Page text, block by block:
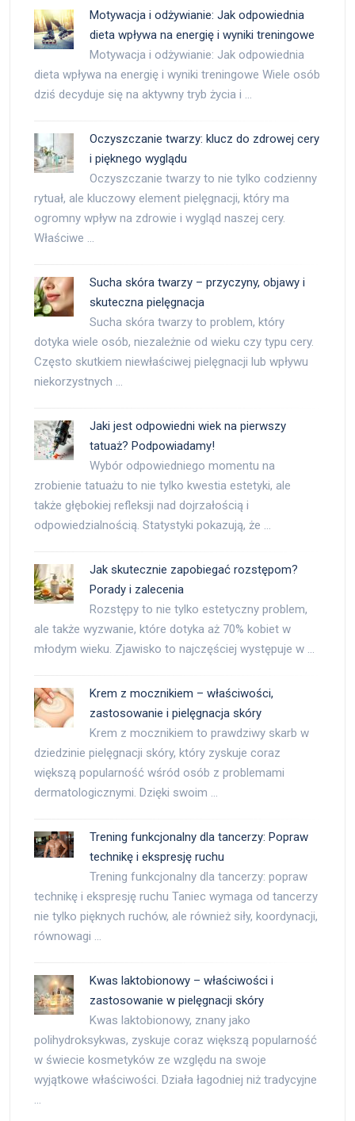
Motywacja i odżywianie: Jak odpowiednia
dieta wpływa na energię i wyniki treningowe
Motywacja i odżywianie: Jak odpowiednia
dieta wpływa na energię i wyniki treningowe Wiele osób
dziś decyduje się na aktywny tryb życia i …
Oczyszczanie twarzy: klucz do zdrowej cery
i pięknego wyglądu
Oczyszczanie twarzy to nie tylko codzienny
rytuał, ale kluczowy element pielęgnacji, który ma
ogromny wpływ na zdrowie i wygląd naszej cery.
Właściwe …
Sucha skóra twarzy – przyczyny, objawy i
skuteczna pielęgnacja
Sucha skóra twarzy to problem, który
dotyka wiele osób, niezależnie od wieku czy typu cery.
Często skutkiem niewłaściwej pielęgnacji lub wpływu
niekorzystnych …
Jaki jest odpowiedni wiek na pierwszy
tatuaż? Podpowiadamy!
Wybór odpowiedniego momentu na
zrobienie tatuażu to nie tylko kwestia estetyki, ale
także głębokiej refleksji nad dojrzałością i
odpowiedzialnością. Statystyki pokazują, że …
Jak skutecznie zapobiegać rozstępom?
Porady i zalecenia
Rozstępy to nie tylko estetyczny problem,
ale także wyzwanie, które dotyka aż 70% kobiet w
młodym wieku. Zjawisko to najczęściej występuje w …
Krem z mocznikiem – właściwości,
zastosowanie i pielęgnacja skóry
Krem z mocznikiem to prawdziwy skarb w
dziedzinie pielęgnacji skóry, który zyskuje coraz
większą popularność wśród osób z problemami
dermatologicznymi. Dzięki swoim …
Trening funkcjonalny dla tancerzy: Popraw
technikę i ekspresję ruchu
Trening funkcjonalny dla tancerzy: popraw
technikę i ekspresję ruchu Taniec wymaga od tancerzy
nie tylko pięknych ruchów, ale również siły, koordynacji,
równowagi …
Kwas laktobionowy – właściwości i
zastosowanie w pielęgnacji skóry
Kwas laktobionowy, znany jako
polihydroksykwas, zyskuje coraz większą popularność
w świecie kosmetyków ze względu na swoje
wyjątkowe właściwości. Działa łagodniej niż tradycyjne
…